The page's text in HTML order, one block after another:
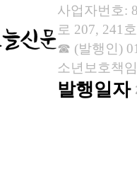
사업자번호:
로 207, 241
☎ (발행인)
소년보호책
발행일자